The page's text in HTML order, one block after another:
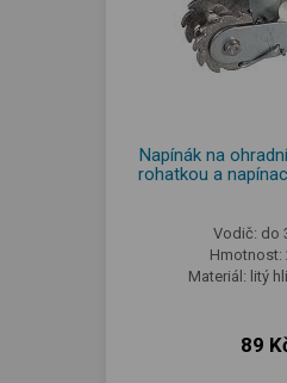
Napínák na
rohatkou a
Vodič: do
Hmotnost:
Materiál: litý
89